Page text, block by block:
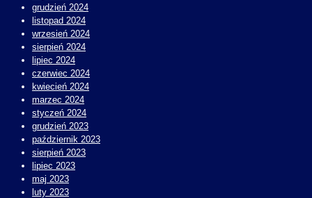
grudzień 2024
listopad 2024
wrzesień 2024
sierpień 2024
lipiec 2024
czerwiec 2024
kwiecień 2024
marzec 2024
styczeń 2024
grudzień 2023
październik 2023
sierpień 2023
lipiec 2023
maj 2023
luty 2023